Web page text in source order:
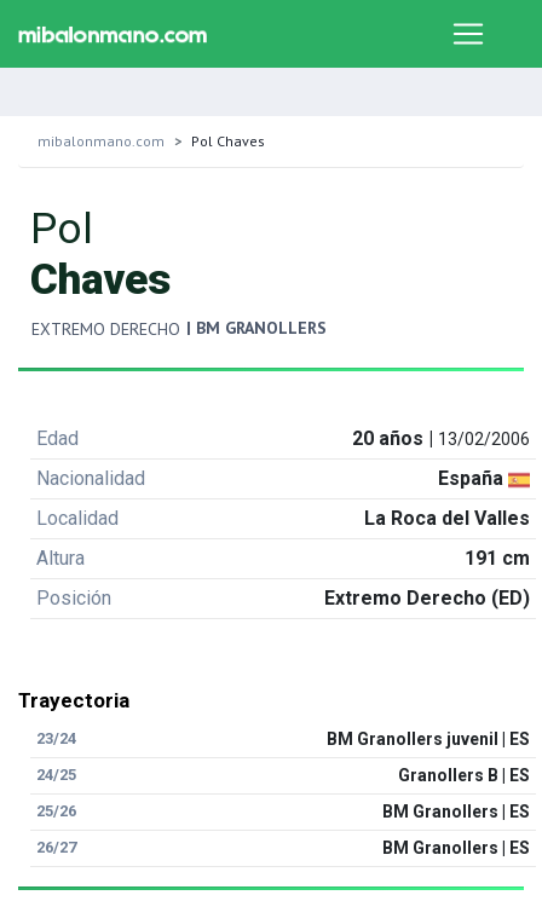
mibalonmano.com Pol Chaves
Pol
Chaves
EXTREMO DERECHO | BM GRANOLLERS
Edad 20 años | 13/02/2006
Nacionalidad
España
Localidad
La Roca del Valles
Altura
191 cm
Posición
Extremo Derecho (ED)
Trayectoria
23/24 BM Granollers juvenil | ES
24/25 Granollers B | ES
25/26 BM Granollers | ES
26/27 BM Granollers | ES